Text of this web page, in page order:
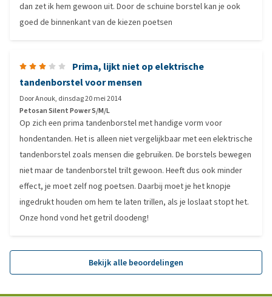
dan zet ik hem gewoon uit. Door de schuine borstel kan je ook
goed de binnenkant van de kiezen poetsen
Prima, lijkt niet op elektrische
tandenborstel voor mensen
DoorAnouk, dinsdag 20 mei 2014
Petosan Silent Power S/M/L
Op zich een prima tandenborstel met handige vorm voor
hondentanden. Het is alleen niet vergelijkbaar met een elektrische
tandenborstel zoals mensen die gebruiken. De borstels bewegen
niet maar de tandenborstel trilt gewoon. Heeft dus ook minder
effect, je moet zelf nog poetsen. Daarbij moet je het knopje
ingedrukt houden om hem te laten trillen, als je loslaat stopt het.
Onze hond vond het getril doodeng!
Bekijk alle beoordelingen